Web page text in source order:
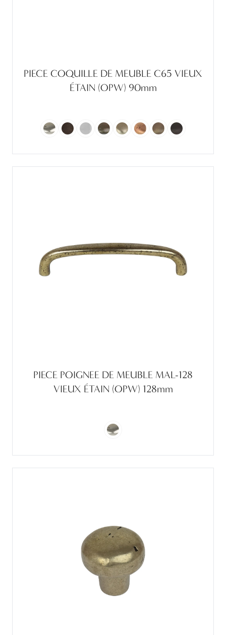
PIECE COQUILLE DE MEUBLE C65 VIEUX
ÉTAIN (OPW) 90mm
PIECE POIGNEE DE MEUBLE MAL-128
VIEUX ÉTAIN (OPW) 128mm